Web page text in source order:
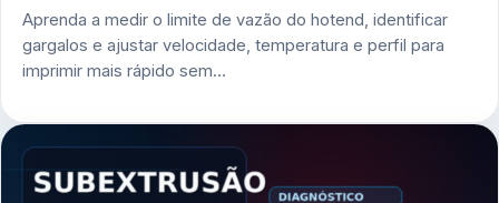
Aprenda a medir o limite de vazão do hotend, identificar
gargalos e ajustar velocidade, temperatura e perfil para
imprimir mais rápido sem…